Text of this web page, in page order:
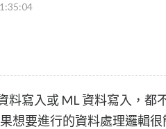
料寫入或 ML 資料寫入，都
想要進行的資料處理邏輯